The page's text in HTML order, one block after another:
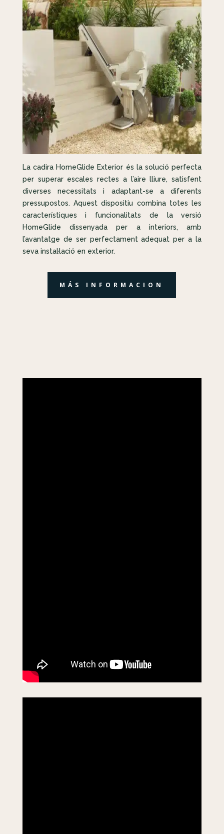
La cadira HomeGlide Exterior és la solució perfecta
per superar escales rectes a l’aire lliure, satisfent
diverses necessitats i adaptant-se a diferents
pressupostos. Aquest dispositiu combina totes les
característiques i funcionalitats de la versió
HomeGlide dissenyada per a interiors, amb
l’avantatge de ser perfectament adequat per a la
seva instal·lació en exterior.
MÁS INFORMACION